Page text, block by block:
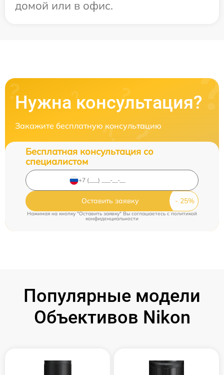
домой или в офис.
Нужна консультация?
Закажите бесплатную консультацию
Бесплатная консультация со
специалистом
Оставить заявку
Нажимая на кнопку "Оставить заявку" Вы соглашаетесь cполитикой
конфиденциальности
Популярные модели
Объективов Nikon